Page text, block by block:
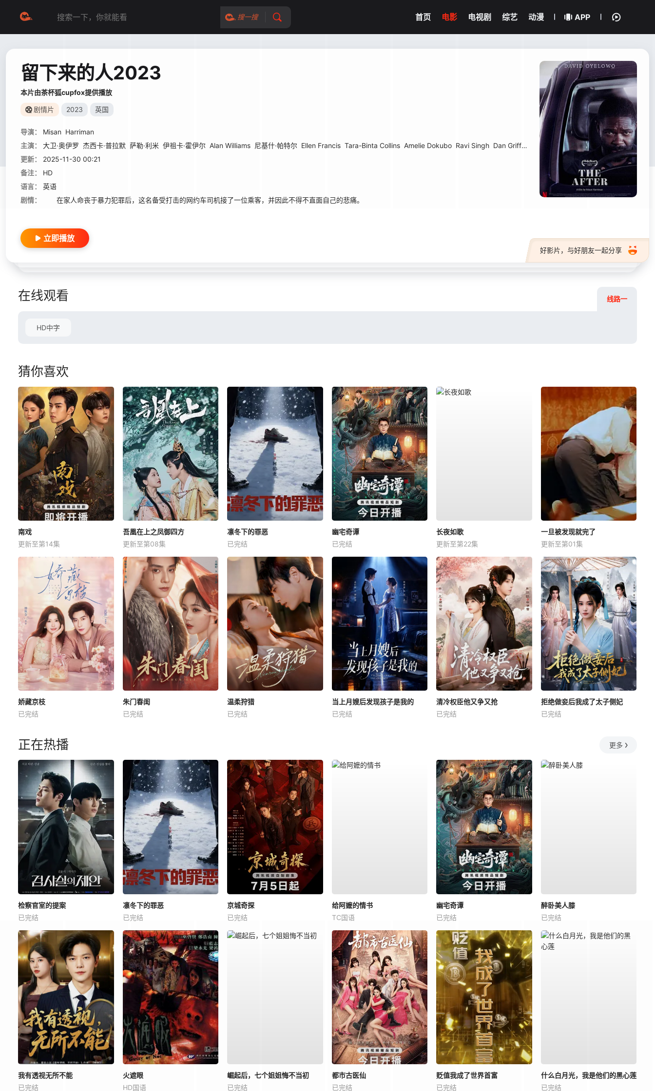
搜一搜 首页 电影 电视剧 综艺 动漫 APP
留下来的人2023
本片由茶杯狐cupfox提供播放
剧情片 2023 英国
导演： Misan Harriman
主演：
大卫·奥伊罗 杰西卡·普拉默 萨勒·利米 伊祖卡·霍伊尔 Alan Williams 尼基什·帕特尔 Ellen Francis Tara-Binta Collins Amelie Dokubo Ravi Singh Dan Griffiths 鲁斯·西恩
多米尼克·蒂珀
更新：
2025-11-30 00:21
备注：
HD
语言：
英语
剧情：
在家人命丧于暴力犯罪后，这名备受打击的网约车司机接了一位乘客，并因此不得不直面自己的悲痛。
好影片，与好朋友一起分享
立即播放
在线观看 线路一
HD中字
猜你喜欢
南戏
更新至第14集
吾凰在上之凤御四方
更新至第08集
凛冬下的罪恶
已完结
幽宅奇谭
已完结
长夜如歌
更新至第22集
一旦被发现就完了
更新至第01集
娇藏京枝
已完结
朱门春闺
已完结
温柔狩猎
已完结
当上月嫂后发现孩子是我的
已完结
清冷权臣他又争又抢
已完结
拒绝做妾后我成了太子侧妃
已完结
正在热播 更多
检察官室的提案
已完结
凛冬下的罪恶
已完结
京城奇探
已完结
给阿嬷的情书
TC国语
幽宅奇谭
已完结
醉卧美人膝
已完结
我有透视无所不能
已完结
火遮眼
HD国语
崛起后，七个姐姐悔不当初
已完结
都市古医仙
已完结
贬值我成了世界首富
已完结
什么白月光，我是他们的黑心莲
已完结